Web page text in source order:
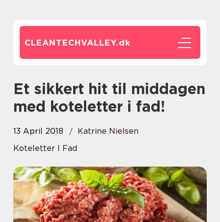
CLEANTECHVALLEY.dk
Et sikkert hit til middagen
med koteletter i fad!
13 April 2018
Katrine Nielsen
Koteletter I Fad